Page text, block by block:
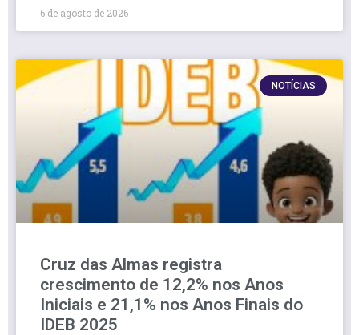
6 de agosto de 2026
NOTÍCIAS
Cruz das Almas registra
crescimento de 12,2% nos Anos
Iniciais e 21,1% nos Anos Finais do
IDEB 2025